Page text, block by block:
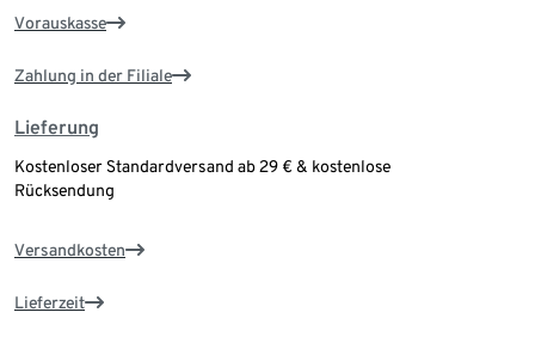
Vorauskasse
Zahlung in der Filiale
Lieferung
Kostenloser Standardversand ab 29 € & kostenlose
Rücksendung
Versandkosten
Lieferzeit